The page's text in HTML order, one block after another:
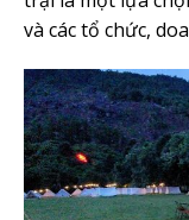
và các tổ chức,